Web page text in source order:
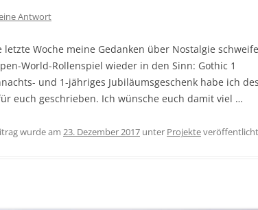
Antwort
letzte Woche meine Gedanken über Nostalgie
World-Rollenspiel wieder in den Sinn: Gothic 1
und 1-jähriges Jubiläumsgeschenk habe ich
euch geschrieben. Ich wünsche euch damit viel …
wurde am 23. Dezember 2017 unter Projekte